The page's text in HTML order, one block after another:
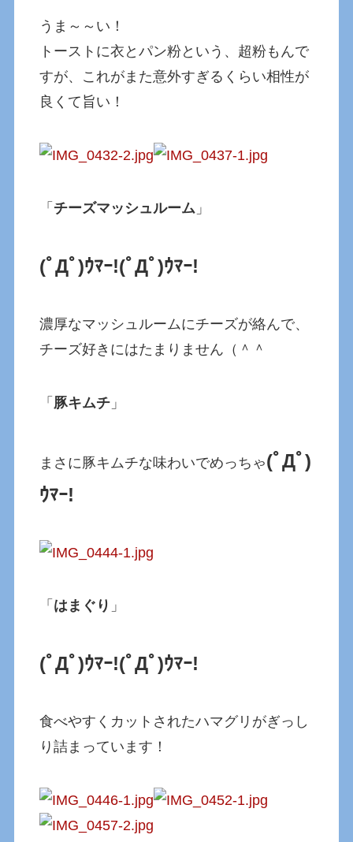
うま～～い！
トーストに衣とパン粉という、超粉もんで
すが、これがまた意外すぎるくらい相性が
良くて旨い！
「 チーズマッシュルーム 」
(ﾟДﾟ)ｳﾏｰ!(ﾟДﾟ)ｳﾏｰ!
濃厚なマッシュルームにチーズが絡んで、
チーズ好きにはたまりません（＾＾
「 豚キムチ 」
まさに豚キムチな味わいでめっちゃ(ﾟДﾟ)
ｳﾏｰ!
「 はまぐり 」
(ﾟДﾟ)ｳﾏｰ!(ﾟДﾟ)ｳﾏｰ!
食べやすくカットされたハマグリがぎっし
り詰まっています！